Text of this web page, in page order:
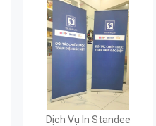
Dịch Vụ In Standee